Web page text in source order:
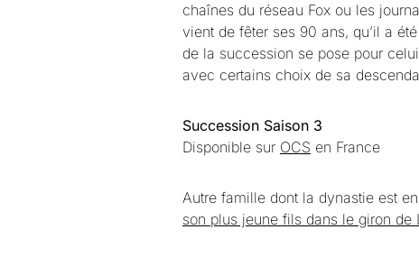
chaînes du réseau Fox ou les
vient de fêter ses 90 ans, qu’il a
de la succession se pose pour
avec certains choix de sa
Succession Saison 3
Disponible sur OCS en France
Autre famille dont la dynastie est
son plus jeune fils dans le giron de